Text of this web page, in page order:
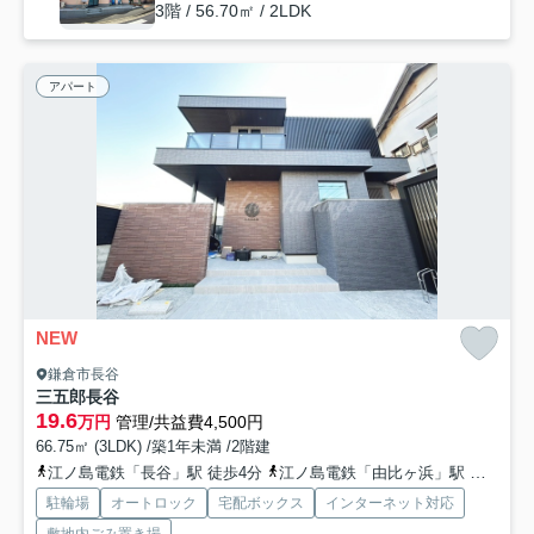
3階 / 56.70㎡ / 2LDK
アパート
NEW
鎌倉市長谷
三五郎長谷
19.6万円 管理/共益費4,500円
66.75㎡ (3LDK) /築1年未満 /2階建
江ノ島電鉄「長谷」駅 徒歩4分
江ノ島電鉄「由比ヶ浜」駅 徒歩6分
駐輪場 オートロック 宅配ボックス
インターネット対応